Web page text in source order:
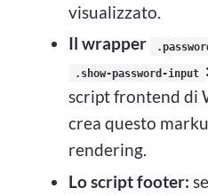
visualizzato.
Il wrapper
.show-password-input :
script frontend di
crea questo
rendering.
Lo script footer: